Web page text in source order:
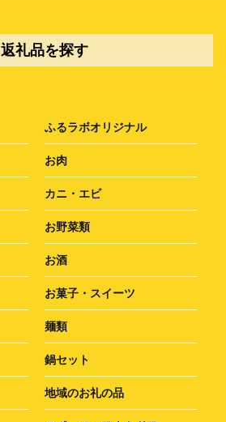
返礼品を探す
ふるラボオリジナル
お肉
カニ・エビ
お野菜類
お酒
お菓子・スイーツ
麺類
鍋セット
地域のお礼の品